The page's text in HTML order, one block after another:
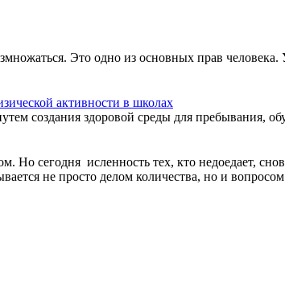
Это одно из основных прав
активности в школах
создания здоровой среды для пребывания,
Но сегодня исленность тех, кто недоедает,
не просто делом количества, но и вопросом